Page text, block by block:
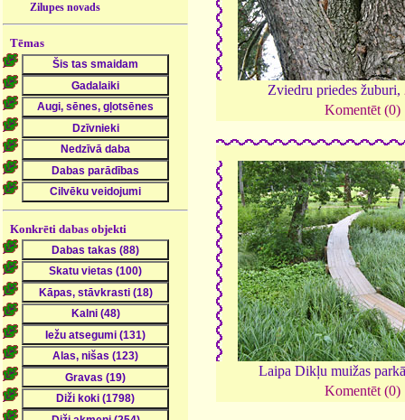
Zilupes novads
Tēmas
Konkrēti dabas objekti
Zviedru priedes žuburi,
Komentēt (0)
Laipa Dikļu muižas
Komentēt (0)